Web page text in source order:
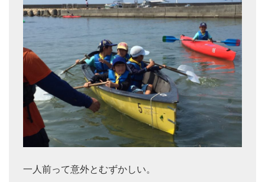
一人前って意外とむずかしい。